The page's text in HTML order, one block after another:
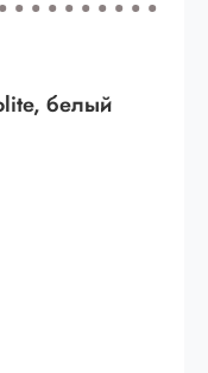
белый